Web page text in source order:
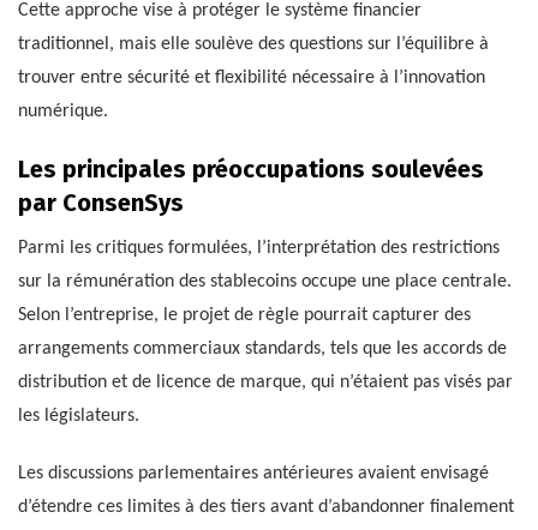
Cette approche vise à protéger le système financier
traditionnel, mais elle soulève des questions sur l’équilibre à
trouver entre sécurité et flexibilité nécessaire à l’innovation
numérique.
Les principales préoccupations soulevées
par ConsenSys
Parmi les critiques formulées, l’interprétation des restrictions
sur la rémunération des stablecoins occupe une place centrale.
Selon l’entreprise, le projet de règle pourrait capturer des
arrangements commerciaux standards, tels que les accords de
distribution et de licence de marque, qui n’étaient pas visés par
les législateurs.
Les discussions parlementaires antérieures avaient envisagé
d’étendre ces limites à des tiers avant d’abandonner finalement